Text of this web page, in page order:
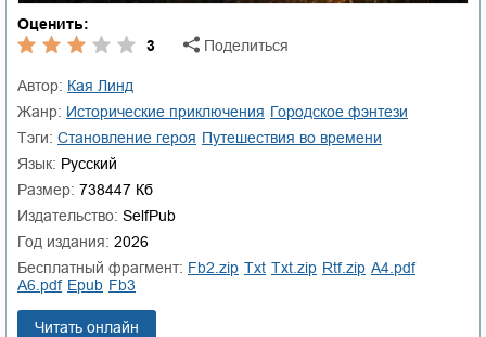
Оценить:
3
Поделиться
Автор:
Кая Линд
Жанр:
исторические приключения
городское фэнтези
Тэги:
становление героя
путешествия во времени
Язык: Русский
Размер: 738447 Кб
Издательство: SelfPub
Год издания: 2026
Бесплатный фрагмент:
fb2.zip txt txt.zip rtf.zip
a4.pdf
a6.pdf
epub fb3
Читать онлайн